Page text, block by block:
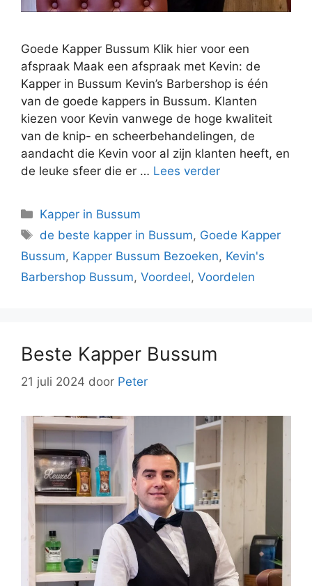
Goede Kapper Bussum Klik hier voor een
afspraak Maak een afspraak met Kevin: de
Kapper in Bussum Kevin’s Barbershop is één
van de goede kappers in Bussum. Klanten
kiezen voor Kevin vanwege de hoge kwaliteit
van de knip- en scheerbehandelingen, de
aandacht die Kevin voor al zijn klanten heeft, en
de leuke sfeer die er … Lees verder
Kapper in Bussum
de beste kapper in Bussum, Goede Kapper
Bussum, Kapper Bussum Bezoeken, Kevin's
Barbershop Bussum, Voordeel, Voordelen
Beste Kapper Bussum
21 juli 2024 door Peter